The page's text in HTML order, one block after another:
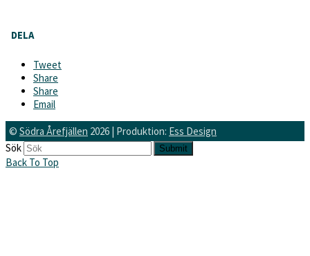
DELA
Tweet
Share
Share
Email
© Södra Årefjällen 2026 | Produktion: Ess Design
Sök
Submit
Back To Top